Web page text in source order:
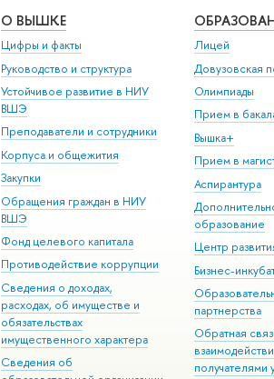
О ВЫШКЕ
Цифры и факты
Руководство и структура
Устойчивое развитие в НИУ
ВШЭ
Преподаватели и сотрудники
Корпуса и общежития
Закупки
Обращения граждан в НИУ
ВШЭ
Фонд целевого капитала
Противодействие коррупции
Сведения о доходах,
расходах, об имуществе и
обязательствах
имущественного характера
Сведения об
Лицей
Довузовская
Олимпиады
Прием в
Вышка+
Прием в
Аспирантура
образование
Центр
Бизнес-
партнерства
Обратная
получателями